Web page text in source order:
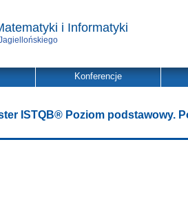
i Informatyki
Konferencje
ISTQB® Poziom podstawowy.